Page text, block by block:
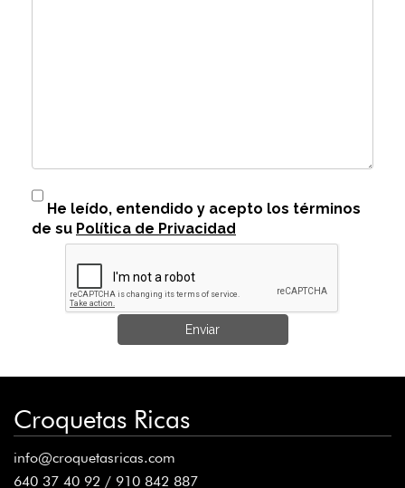
He leído, entendido y acepto los términos
de su Política de Privacidad
Enviar
Croquetas Ricas
info@croquetasricas.com
640 37 40 92 / 910 842 887